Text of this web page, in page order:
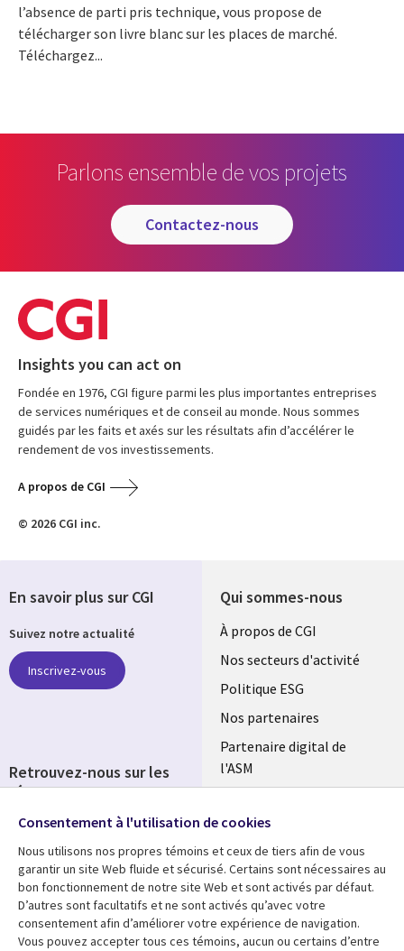
l’absence de parti pris technique, vous propose de
télécharger son livre blanc sur les places de marché.
Téléchargez...
Parlons ensemble de vos projets
contactez-nous
Insights you can act on
Fondée en 1976, CGI figure parmi les plus importantes entreprises
de services numériques et de conseil au monde. Nous sommes
guidés par les faits et axés sur les résultats afin d’accélérer le
rendement de vos investissements.
A propos de CGI
© 2026 CGI inc.
Qui sommes-nous
Useful
links
FRANCE
À propos de CGI
Nos secteurs d'activité
Politique ESG
Nos partenaires
Partenaire digital de
l'ASM
Fusions
Ressources
Library
Articles
Support
Legal
Accessibilité
En savoir plus sur CGI
Suivez notre actualité
Inscrivez-vous
Retrouvez-nous sur les
réseaux
Social
Media
FRANCE
Consentement à l'utilisation de cookies
Nous utilisons nos propres témoins et ceux de tiers afin de vous
garantir un site Web fluide et sécurisé. Certains sont nécessaires au
bon fonctionnement de notre site Web et sont activés par défaut.
D’autres sont facultatifs et ne sont activés qu’avec votre
consentement afin d’améliorer votre expérience de navigation.
Vous pouvez accepter tous ces témoins, aucun ou certains d’entre